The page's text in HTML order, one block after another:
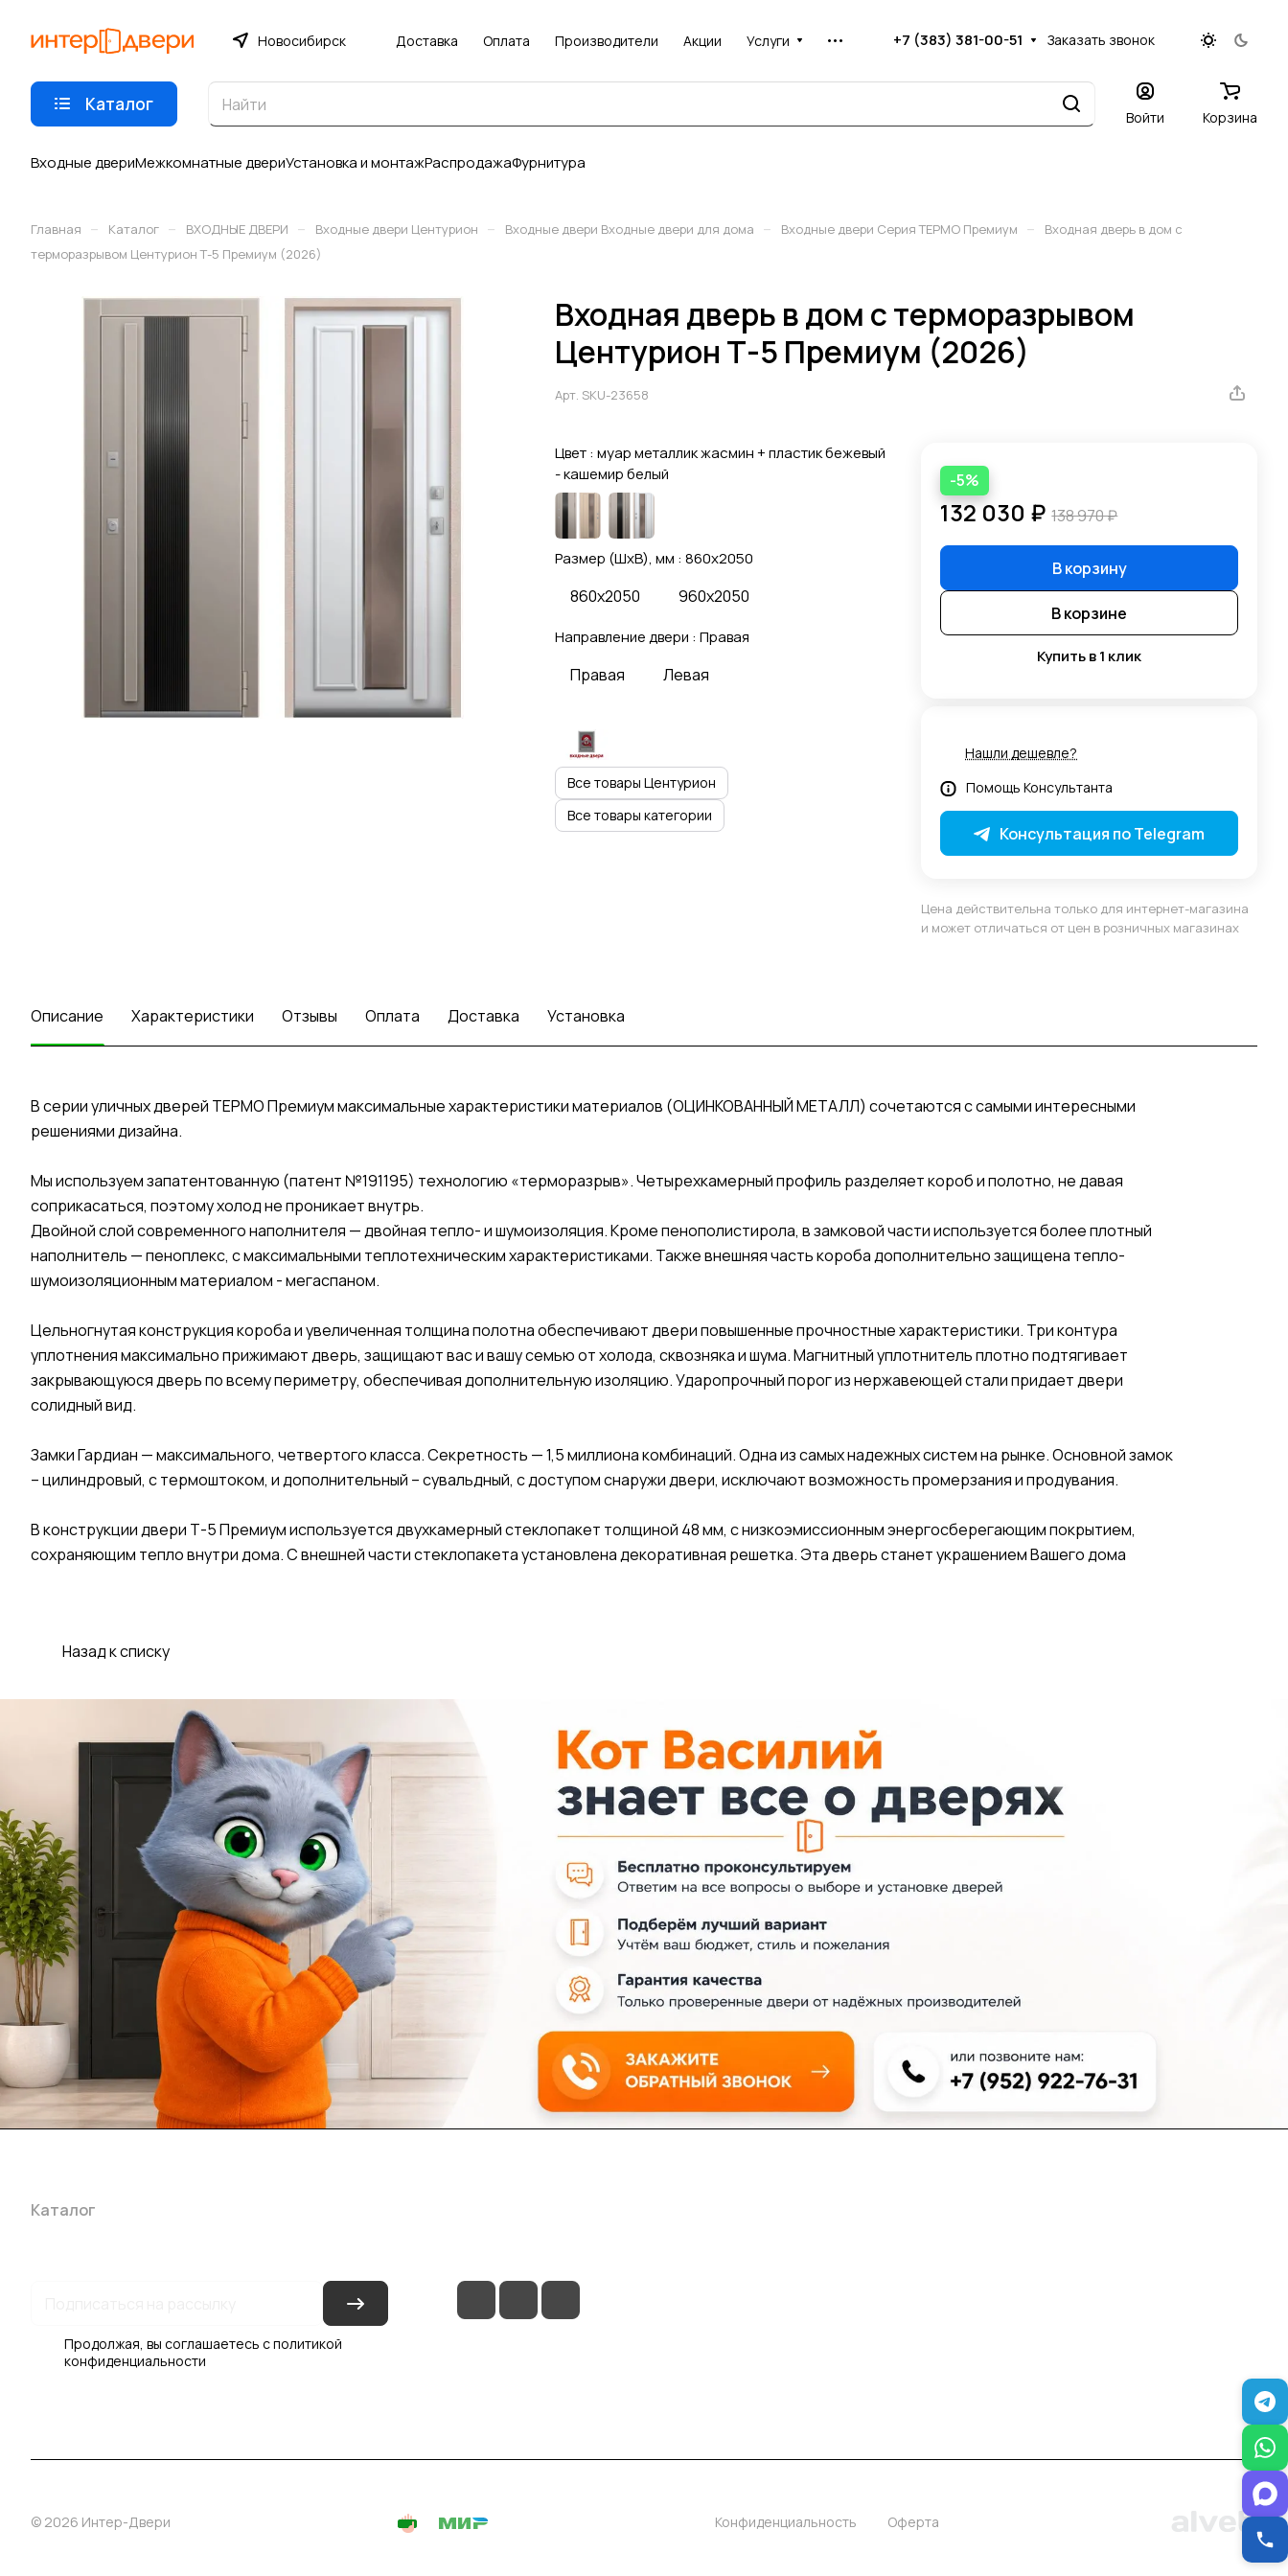
Новосибирск Доставка Оплата Производители Акции Услуги +7 (383) 381-00-51 Заказать звонок
Каталог
Войти Корзина
Входные двериМежкомнатные двериУстановка и монтажРаспродажаФурнитура
Главная – Каталог – ВХОДНЫЕ ДВЕРИ – Входные двери Центурион – Входные двери Входные двери для дома – Входные двери Серия ТЕРМО Премиум –
Входная дверь в дом с
терморазрывом Центурион Т-5 Премиум (2026)
Входная дверь в дом с терморазрывом
Центурион Т-5 Премиум (2026)
Арт. SKU-23658
Цвет : муар металлик жасмин + пластик бежевый
- кашемир белый
Размер (ШхВ), мм : 860x2050
860x2050 960x2050
Направление двери : Правая
Правая Левая
Все товары Центурион
Все товары категории
-5%
132 030 ₽ 138 970 ₽
В корзину
В корзине
Купить в 1 клик
Нашли дешевле?
Помощь Консультанта
Консультация по Telegram
Цена действительна только для интернет-магазина
и может отличаться от цен в розничных магазинах
Описание Характеристики Отзывы Оплата Доставка Установка
В серии уличных дверей ТЕРМО Премиум максимальные характеристики материалов (ОЦИНКОВАННЫЙ МЕТАЛЛ) сочетаются с самыми интересными
решениями дизайна.
Мы используем запатентованную (патент №191195) технологию «терморазрыв». Четырехкамерный профиль разделяет короб и полотно, не давая
соприкасаться, поэтому холод не проникает внутрь.
Двойной слой современного наполнителя — двойная тепло- и шумоизоляция. Кроме пенополистирола, в замковой части используется более плотный
наполнитель — пеноплекс, с максимальными теплотехническим характеристиками. Также внешняя часть короба дополнительно защищена тепло-
шумоизоляционным материалом - мегаспаном.
Цельногнутая конструкция короба и увеличенная толщина полотна обеспечивают двери повышенные прочностные характеристики. Три контура
уплотнения максимально прижимают дверь, защищают вас и вашу семью от холода, сквозняка и шума. Магнитный уплотнитель плотно подтягивает
закрывающуюся дверь по всему периметру, обеспечивая дополнительную изоляцию. Ударопрочный порог из нержавеющей стали придает двери
солидный вид.
Замки Гардиан — максимального, четвертого класса. Секретность — 1,5 миллиона комбинаций. Одна из самых надежных систем на рынке. Основной замок
– цилиндровый, с термоштоком, и дополнительный – сувальдный, с доступом снаружи двери, исключают возможность промерзания и продувания.
В конструкции двери Т-5 Премиум используется двухкамерный стеклопакет толщиной 48 мм, с низкоэмиссионным энергосберегающим покрытием,
сохраняющим тепло внутри дома. С внешней части стеклопакета установлена декоративная решетка. Эта дверь станет украшением Вашего дома
Назад к списку
Каталог
Продолжая, вы соглашаетесь сполитикой
конфиденциальности
© 2026 Интер-Двери Конфиденциальность Оферта